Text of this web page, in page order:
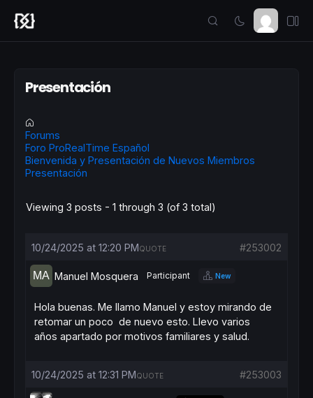
Presentación
Forums
Foro ProRealTime Español
Bienvenida y Presentación de Nuevos Miembros
Presentación
Viewing 3 posts - 1 through 3 (of 3 total)
10/24/2025 at 12:20 PM #253002
QUOTE
Manuel Mosquera Participant New
Hola buenas. Me llamo Manuel y estoy mirando de
retomar un poco de nuevo esto. Llevo varios
años apartado por motivos familiares y salud.
10/24/2025 at 12:31 PM #253003
QUOTE